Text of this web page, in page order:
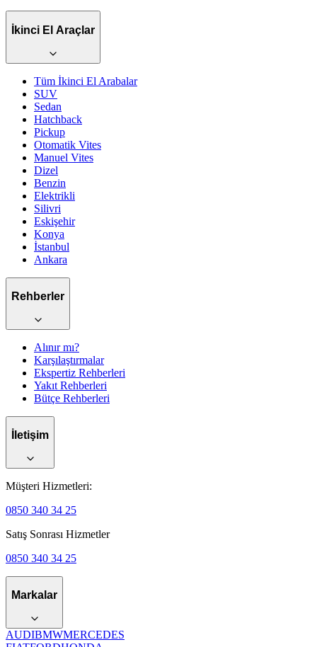
İkinci El Araçlar
Tüm İkinci El Arabalar
SUV
Sedan
Hatchback
Pickup
Otomatik Vites
Manuel Vites
Dizel
Benzin
Elektrikli
Silivri
Eskişehir
Konya
İstanbul
Ankara
Rehberler
Alınır mı?
Karşılaştırmalar
Ekspertiz Rehberleri
Yakıt Rehberleri
Bütçe Rehberleri
İletişim
Müşteri Hizmetleri:
0850 340 34 25
Satış Sonrası Hizmetler
0850 340 34 25
Markalar
AUDIBMWMERCEDES